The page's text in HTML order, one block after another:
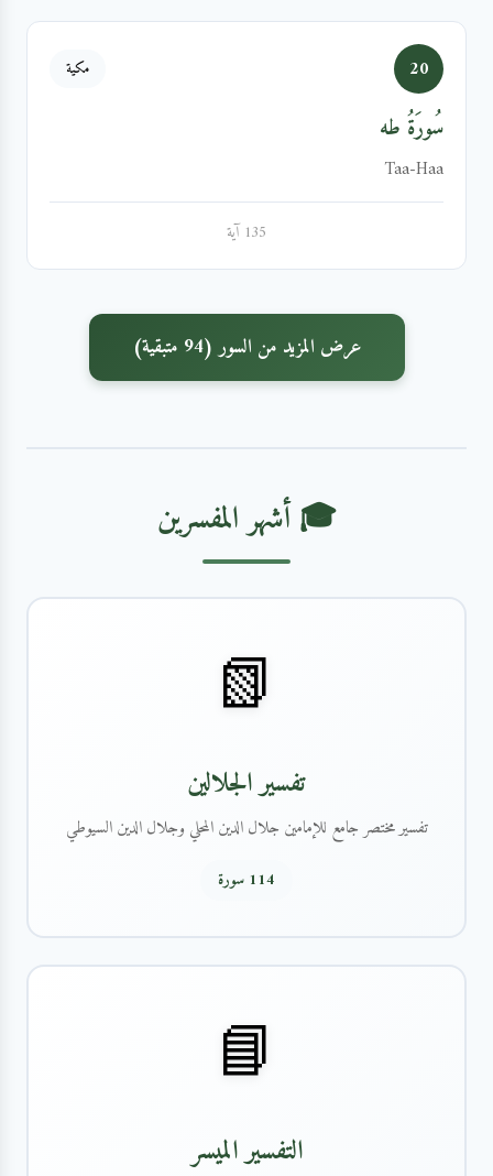
20 مكية
سُورَةُ طه
Taa-Haa
135 آية
عرض المزيد من السور (94 متبقية)
🎓 أشهر المفسرين
📗
تفسير الجلالين
تفسير مختصر جامع للإمامين جلال الدين المحلي وجلال الدين السيوطي
114 سورة
📘
التفسير الميسر